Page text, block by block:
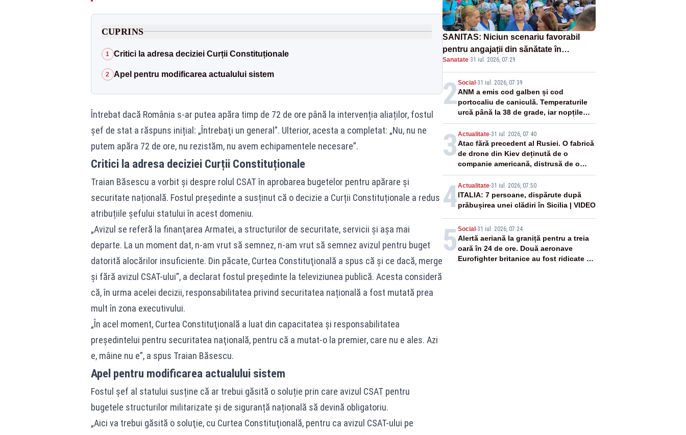
CUPRINS
1 Critici la adresa deciziei Curții Constituționale
2 Apel pentru modificarea actualului sistem
Întrebat dacă România s-ar putea apăra timp de 72 de ore până la intervenția aliaților, fostul
șef de stat a răspuns inițial: „Întrebaţi un general”. Ulterior, acesta a completat: „Nu, nu ne
putem apăra 72 de ore, nu rezistăm, nu avem echipamentele necesare”.
Critici la adresa deciziei Curții Constituționale
Traian Băsescu a vorbit și despre rolul CSAT în aprobarea bugetelor pentru apărare și
securitate națională. Fostul președinte a susținut că o decizie a Curții Constituționale a redus
atribuțiile șefului statului în acest domeniu.
„Avizul se referă la finanţarea Armatei, a structurilor de securitate, servicii şi aşa mai
departe. La un moment dat, n-am vrut să semnez, n-am vrut să semnez avizul pentru buget
datorită alocărilor insuficiente. Din păcate, Curtea Constituţională a spus că şi ce dacă, merge
şi fără avizul CSAT-ului”, a declarat fostul președinte la televiziunea publică. Acesta consideră
că, în urma acelei decizii, responsabilitatea privind securitatea națională a fost mutată prea
mult în zona executivului.
„În acel moment, Curtea Constituţională a luat din capacitatea şi responsabilitatea
preşedintelui pentru securitatea naţională, pentru că a mutat-o la premier, care nu e ales. Azi
e, mâine nu e”, a spus Traian Băsescu.
Apel pentru modificarea actualului sistem
Fostul șef al statului susține că ar trebui găsită o soluție prin care avizul CSAT pentru
bugetele structurilor militarizate și de siguranță națională să devină obligatoriu.
„Aici va trebui găsită o soluţie, cu Curtea Constituţională, pentru ca avizul CSAT-ului pe
SANITAS: Niciun scenariu favorabil
pentru angajații din sănătate în
proiectul Legii salarizării
Sanatate·31 iul. 2026, 07:29
2Social-31 iul. 2026, 07:39
ANM a emis cod galben și cod
portocaliu de caniculă. Temperaturile
urcă până la 38 de grade, iar nopțile
devin tropicale
3 Actualitate-31 iul. 2026, 07:40
Atac fără precedent al Rusiei. O fabrică
de drone din Kiev deținută de o
companie americană, distrusă de o
rachetă rusească
4Actualitate-31 iul. 2026, 07:50
ITALIA: 7 persoane, dispărute după
prăbușirea unei clădiri în Sicilia | VIDEO
5 Social-31 iul. 2026, 07:24
Alertă aeriană la graniță pentru a treia
oară în 24 de ore. Două aeronave
Eurofighter britanice au fost ridicate de